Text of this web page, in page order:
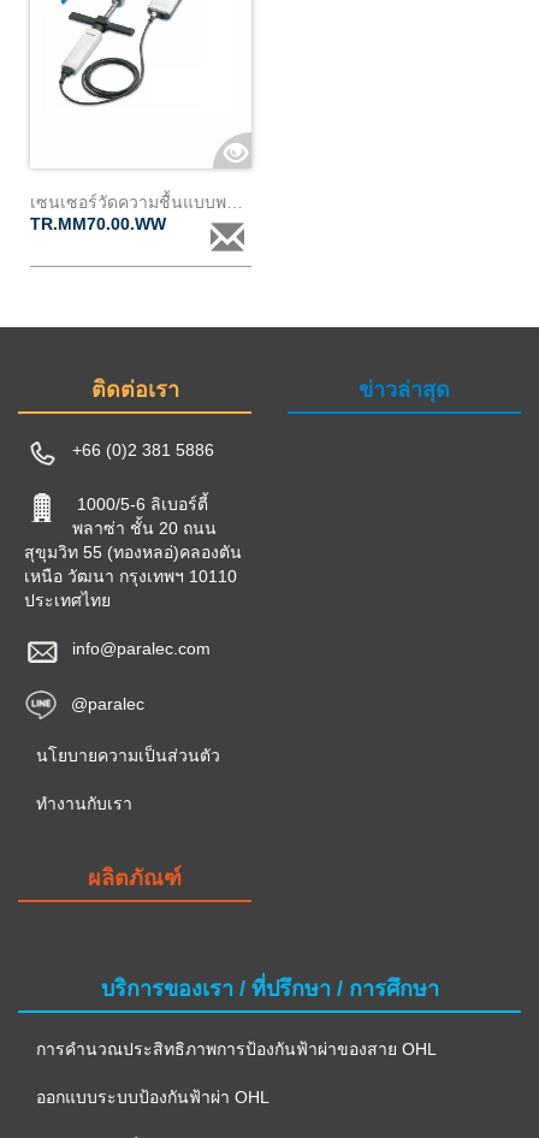
TR.MM70.00.WW
ติดต่อเรา
+66 (0)2 381 5886
1000/5-6 ลิเบอร์ตี้
พลาซ่า ชั้น 20 ถนน
สุขุมวิท 55 (ทองหลอ่)คลองตัน
เหนือ วัฒนา กรุงเทพฯ 10110
ประเทศไทย
info@paralec.com
@paralec
นโยบายความเป็นส่วนตัว
ทำงานกับเรา
ข่าวล่าสุด
ผลิตภัณฑ์
บริการของเรา / ที่ปรึกษา / การศึกษา
การคำนวณประสิทธิภาพการป้องกันฟ้าผ่าของสาย OHL
ออกแบบระบบป้องกันฟ้าผ่า OHL